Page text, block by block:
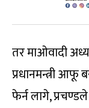
तर माओवादी
प्रधानमन्त्री आफू
फेर्न लागे,